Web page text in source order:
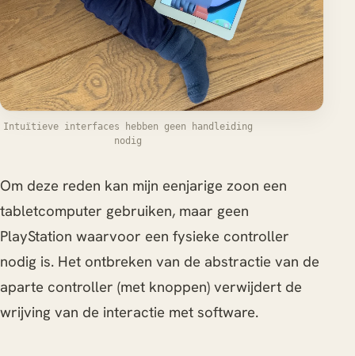
Intuïtieve interfaces hebben geen handleiding
nodig
Om deze reden kan mijn eenjarige zoon een
tabletcomputer gebruiken, maar geen
PlayStation waarvoor een fysieke controller
nodig is. Het ontbreken van de abstractie van de
aparte controller (met knoppen) verwijdert de
wrijving van de interactie met software.